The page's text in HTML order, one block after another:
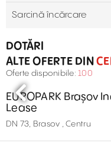
Sarcină încărcare
DOTĂRI
ALTE OFERTE DIN
Oferte disponibile: 100
EUROPARK Brașov
Lease
DN 73, Brasov , Centru